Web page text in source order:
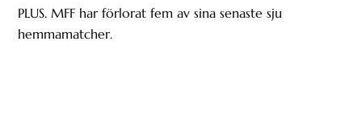
PLUS. MFF har förlorat fem av sina senaste sju
hemmamatcher.